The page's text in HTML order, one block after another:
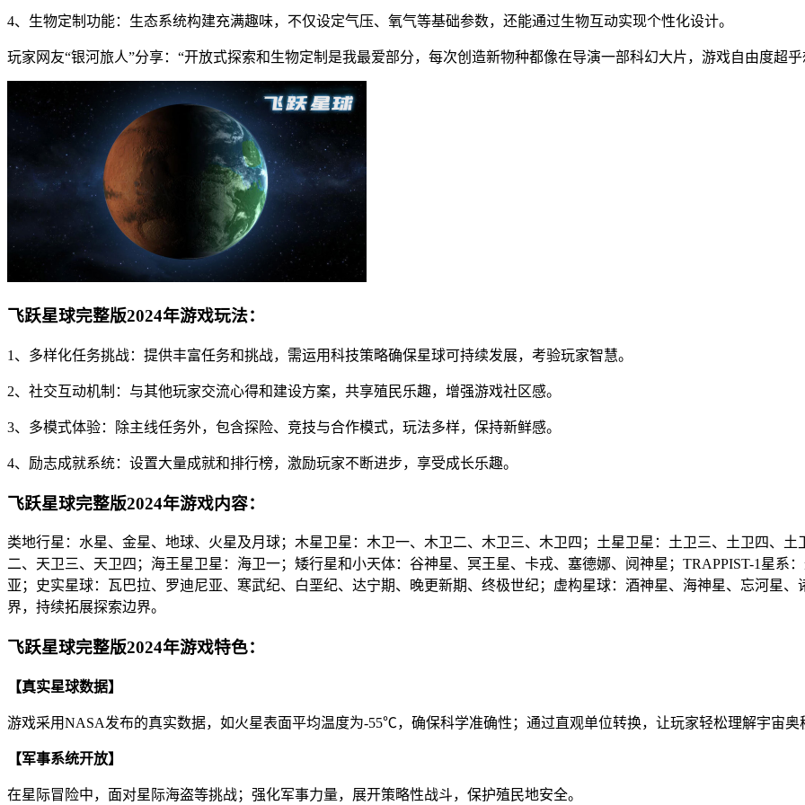
4、生物定制功能：生态系统构建充满趣味，不仅设定气压、氧气等基础参数，还能通过生物互动实现个性化设计。
玩家网友“银河旅人”分享：“开放式探索和生物定制是我最爱部分，每次创造新物种都像在导演一部科幻大片，游戏自由度超乎
飞跃星球完整版2024年游戏玩法：
1、多样化任务挑战：提供丰富任务和挑战，需运用科技策略确保星球可持续发展，考验玩家智慧。
2、社交互动机制：与其他玩家交流心得和建设方案，共享殖民乐趣，增强游戏社区感。
3、多模式体验：除主线任务外，包含探险、竞技与合作模式，玩法多样，保持新鲜感。
4、励志成就系统：设置大量成就和排行榜，激励玩家不断进步，享受成长乐趣。
飞跃星球完整版2024年游戏内容：
类地行星：水星、金星、地球、火星及月球；木星卫星：木卫一、木卫二、木卫三、木卫四；土星卫星：土卫三、土卫四、
二、天卫三、天卫四；海王星卫星：海卫一；矮行星和小天体：谷神星、冥王星、卡戎、塞德娜、阋神星；TRAPPIST-1星系
亚；史实星球：瓦巴拉、罗迪尼亚、寒武纪、白垩纪、达宁期、晚更新期、终极世纪；虚构星球：酒神星、海神星、忘河星
界，持续拓展探索边界。
飞跃星球完整版2024年游戏特色：
【真实星球数据】
游戏采用NASA发布的真实数据，如火星表面平均温度为-55℃，确保科学准确性；通过直观单位转换，让玩家轻松理解宇宙奥
【军事系统开放】
在星际冒险中，面对星际海盗等挑战；强化军事力量，展开策略性战斗，保护殖民地安全。